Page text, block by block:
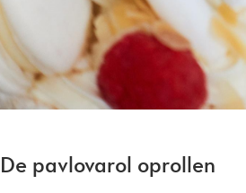
De pavlovarol oprollen